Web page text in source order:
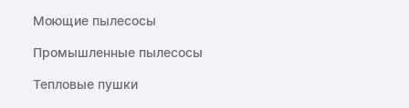
Моющие пылесосы
Промышленные пылесосы
Тепловые пушки